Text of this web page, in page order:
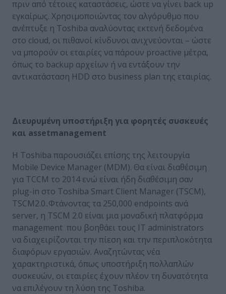
πριν από τέτοιες καταστάσεις, ώστε να γίνει back up
εγκαίρως. Χρησιμοποιώντας τον αλγόρυθμο που
ανέπτυξε η Toshiba αναλύοντας εκτενή δεδομένα
στο cloud, οι πιθανοί κίνδυνοι ανιχνεύονται – ώστε
να μπορούν οι εταιρίες να πάρουν proactive μέτρα,
όπως το backup αρχείων ή να εντάξουν την
αντικατάσταση HDD στο business plan της εταιρίας.
Διευρυμένη υποστήριξη για φορητές συσκευές
και assetmanagement
H Toshiba παρουσιάζει επίσης της λειτουργία
Mobile Device Manager (MDM). Θα είναι διαθέσιμη
για TCCM το 2014 ενώ είναι ήδη διαθέσιμη σαν
plug-in στο Toshiba Smart Client Manager (TSCM),
TSCM2.0..Φτάνοντας τα 250,000 endpoints ανά
server, η TSCM 2.0 είναι μια μοναδική πλατφόρμα
management που βοηθάει τους IT administrators
να διαχειρίζονται την πίεση και την περιπλοκότητα
διαφόρων εργασιών. Αναζητώντας νέα
χαρακτηριστικά, όπως υποστήριξη πολλαπλών
συσκευών, οι εταιρίες έχουν πλέον τη δυνατότητα
να επιλέγουν τη λύση της Toshiba.